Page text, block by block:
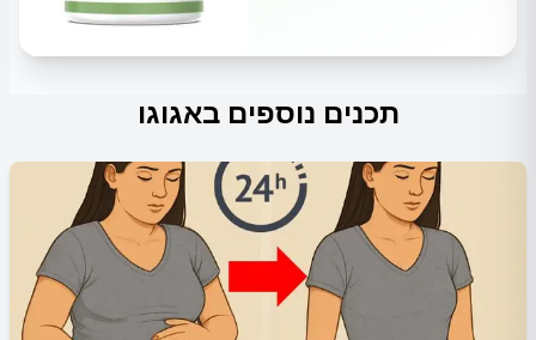
תכנים נוספים באגוגו